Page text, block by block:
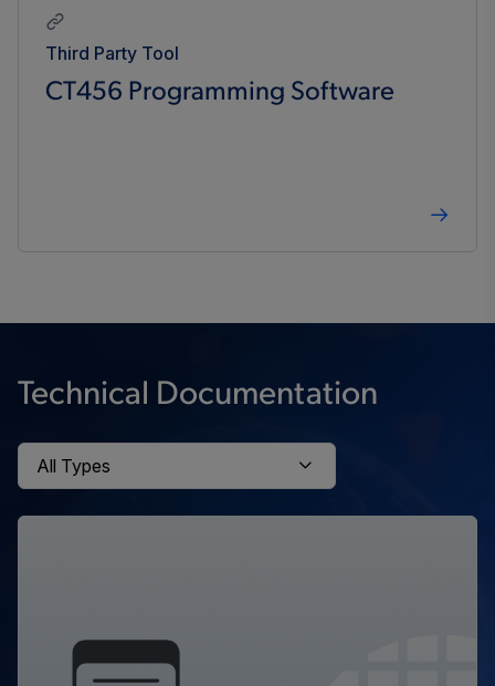
Third Party Tool
CT456 Programming Software
Technical Documentation